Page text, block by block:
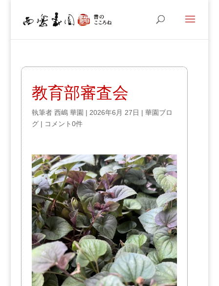
教育部審査会
執筆者 西嶋 華園 | 2026年6月 27日 | 華園ブロ
グ| コメント0件